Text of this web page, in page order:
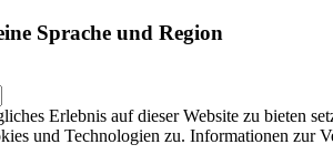
Sprache und Region
Erlebnis auf dieser Website zu bieten
und Technologien zu. Informationen zur